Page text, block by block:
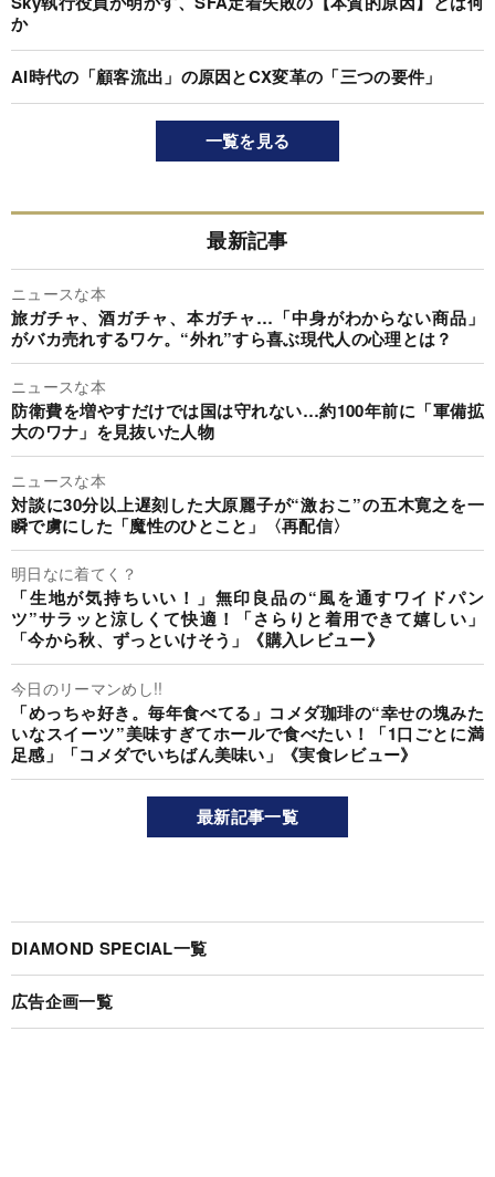
か
AI時代の「顧客流出」の原因とCX変革の「三つの要件」
一覧を見る
最新記事
ニュースな本
旅ガチャ、酒ガチャ、本ガチャ…「中身がわからない商品」
がバカ売れするワケ。“外れ”すら喜ぶ現代人の心理とは？
ニュースな本
防衛費を増やすだけでは国は守れない…約100年前に「軍備拡
大のワナ」を見抜いた人物
ニュースな本
対談に30分以上遅刻した大原麗子が“激おこ”の五木寛之を一
瞬で虜にした「魔性のひとこと」〈再配信〉
明日なに着てく？
「生地が気持ちいい！」無印良品の“風を通すワイドパン
ツ”サラッと涼しくて快適！「さらりと着用できて嬉しい」
「今から秋、ずっといけそう」《購入レビュー》
今日のリーマンめし!!
「めっちゃ好き。毎年食べてる」コメダ珈琲の“幸せの塊みた
いなスイーツ”美味すぎてホールで食べたい！「1口ごとに満
足感」「コメダでいちばん美味い」《実食レビュー》
最新記事一覧
DIAMOND SPECIAL一覧
広告企画一覧